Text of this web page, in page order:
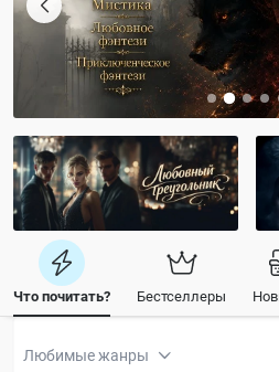
Что почитать? Бестселлеры
Любимые жанры